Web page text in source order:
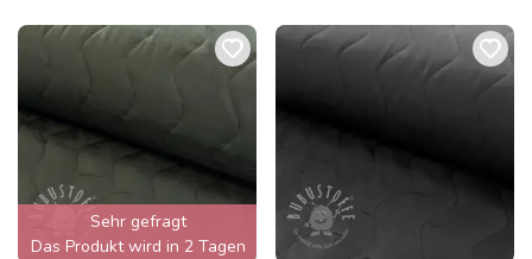
Sehr gefragt
Das Produkt wird in 2 Tagen